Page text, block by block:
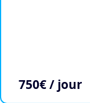
750€ / jour